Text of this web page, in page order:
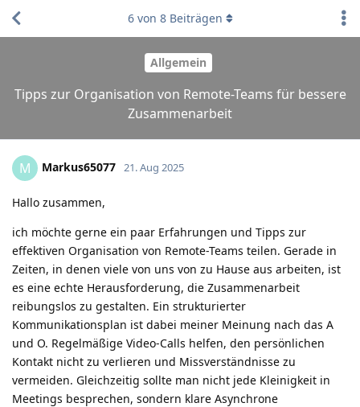
Allgemein
Tipps zur Organisation von Remote-Teams für bessere
Zusammenarbeit
6von 8Beiträgen
M Markus65077 21. Aug 2025
Hallo zusammen,
ich möchte gerne ein paar Erfahrungen und Tipps zur
effektiven Organisation von Remote-Teams teilen. Gerade in
Zeiten, in denen viele von uns von zu Hause aus arbeiten, ist
es eine echte Herausforderung, die Zusammenarbeit
reibungslos zu gestalten. Ein strukturierter
Kommunikationsplan ist dabei meiner Meinung nach das A
und O. Regelmäßige Video-Calls helfen, den persönlichen
Kontakt nicht zu verlieren und Missverständnisse zu
vermeiden. Gleichzeitig sollte man nicht jede Kleinigkeit in
Meetings besprechen, sondern klare Asynchrone